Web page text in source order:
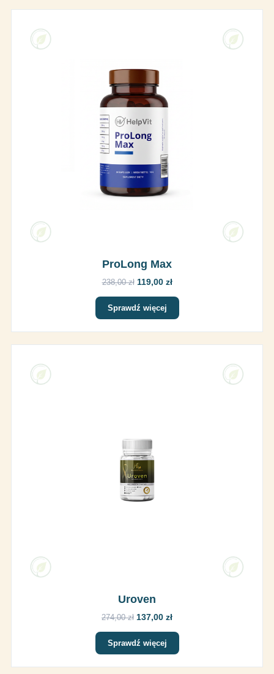
ProLong Max
238,00 zł119,00 zł
Sprawdź więcej
Uroven
274,00 zł 137,00 zł
Sprawdź więcej